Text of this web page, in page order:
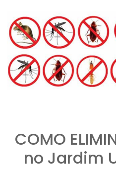
COMO
no Jardim